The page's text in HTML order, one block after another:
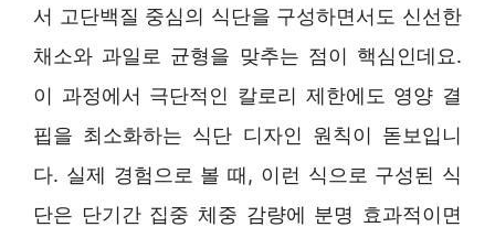
서 고단백질 중심의 식단을 구성하면서도 신선한
채소와 과일로 균형을 맞추는 점이 핵심인데요.
이 과정에서 극단적인 칼로리 제한에도 영양 결
핍을 최소화하는 식단 디자인 원칙이 돋보입니
다. 실제 경험으로 볼 때, 이런 식으로 구성된 식
단은 단기간 집중 체중 감량에 분명 효과적이면